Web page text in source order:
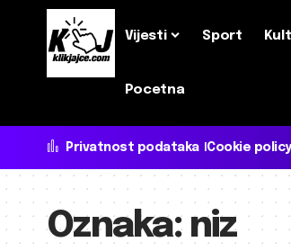
Vijesti Sport
Pocetna
Privatnost podataka Cookie policy
Oznaka: niz